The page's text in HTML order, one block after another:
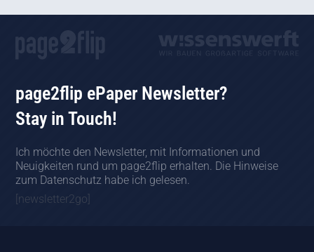
page2flip ePaper Newsletter?
Stay in Touch!
Ich möchte den Newsletter, mit Informationen und
Neuigkeiten rund um page2flip erhalten. Die Hinweise
zum Datenschutz habe ich gelesen.
[newsletter2go]